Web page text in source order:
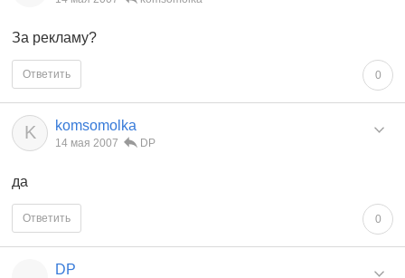
За рекламу?
0
Ответить
K komsomolka
14 мая 2007 DP
да
0
Ответить
DP